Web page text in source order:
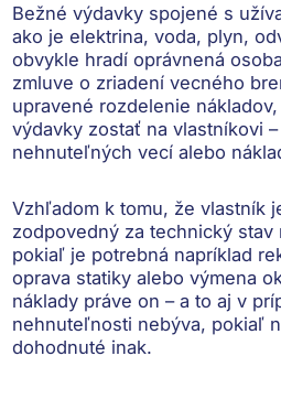
Bežné výdavky spojené s
ako je elektrina, voda, plyn,
obvykle hradí oprávnená
zmluve o zriadení vecného
upravené rozdelenie nákladov,
výdavky zostať na vlastníkovi
nehnuteľných vecí alebo
Vzhľadom k tomu, že vlastník
zodpovedný za technický
pokiaľ je potrebná napríklad
oprava statiky alebo výmena
náklady práve on – a to aj v
nehnuteľnosti nebýva, pokiaľ
dohodnuté inak.